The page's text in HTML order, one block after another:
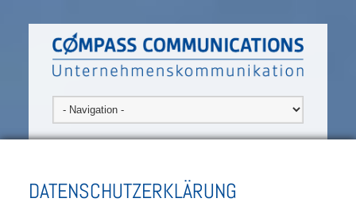
DATENSCHUTZERKLÄRUNG